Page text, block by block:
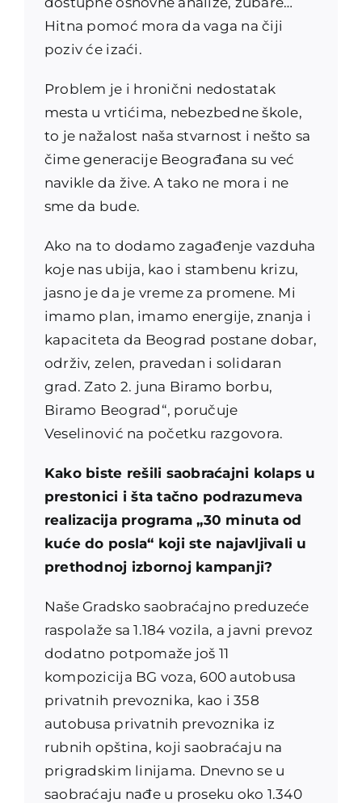
Hitna pomoć mora da vaga na čiji
poziv će izaći.
Problem je i hronični nedostatak
mesta u vrtićima, nebezbedne škole,
to je nažalost naša stvarnost i nešto sa
čime generacije Beograđana su već
navikle da žive. A tako ne mora i ne
sme da bude.
Ako na to dodamo zagađenje vazduha
koje nas ubija, kao i stambenu krizu,
jasno je da je vreme za promene. Mi
imamo plan, imamo energije, znanja i
kapaciteta da Beograd postane dobar,
održiv, zelen, pravedan i solidaran
grad. Zato 2. juna Biramo borbu,
Biramo Beograd“, poručuje
Veselinović na početku razgovora.
Kako biste rešili saobraćajni kolaps u
prestonici i šta tačno podrazumeva
realizacija programa „30 minuta od
kuće do posla“ koji ste najavljivali u
prethodnoj izbornoj kampanji?
Naše Gradsko saobraćajno preduzeće
raspolaže sa 1.184 vozila, a javni prevoz
dodatno potpomaže još 11
kompozicija BG voza, 600 autobusa
privatnih prevoznika, kao i 358
autobusa privatnih prevoznika iz
rubnih opština, koji saobraćaju na
prigradskim linijama. Dnevno se u
saobraćaju nađe u proseku oko 1.340